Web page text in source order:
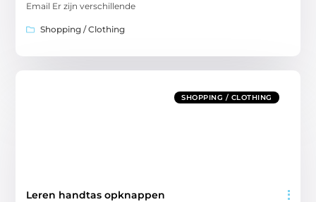
Email Er zijn verschillende
Shopping / Clothing
SHOPPING / CLOTHING
Leren handtas opknappen